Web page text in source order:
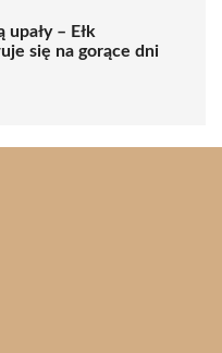
upały – Ełk
się na gorące dni